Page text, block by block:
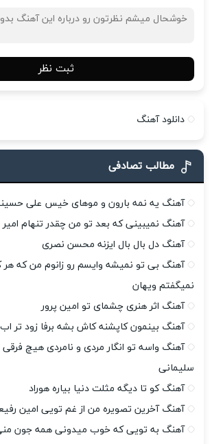
ثبت نظر
دانلود آهنگ
مطالب تصادفی
آهنگ یه نمه بارون و موهای خیس علی
آهنگ نمیبینی که بعد تو من چقدر تنهام امیر
آهنگ دل بال بال ایزنه محسن نصری
آهنگ بی تو نمیشه وایسم رو زانوم من که هر
نمیگفتم ویهان
آهنگ اثر هنری چشمای تو امین پرور
آهنگ بینمون کاپشنه کاش بشه برفا زود تر
آهنگ واسه تو انگار مردی و نامردی هیچ
سلیمانی
آهنگ کو تا دیگه مثلت دنیا بیاره هوراد
آهنگ آخرین تصویره من از غم تویی امین
آهنگ به تویی که خوب میدونی همه جون